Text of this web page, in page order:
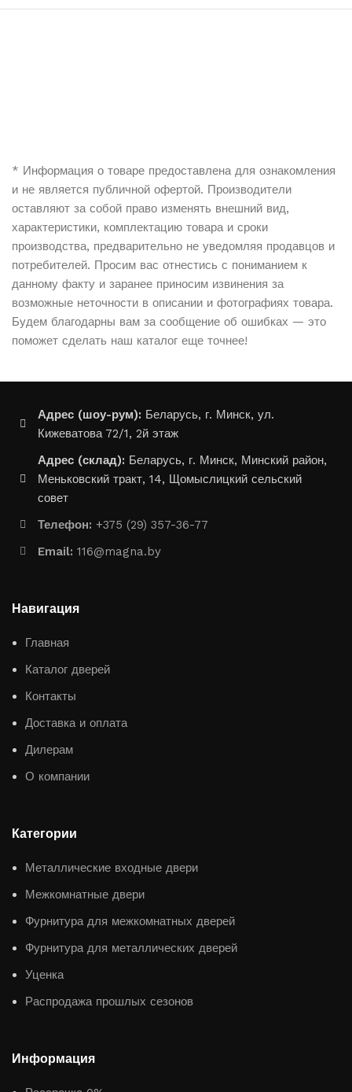
* Информация о товаре предоставлена для ознакомления
и не является публичной офертой. Производители
оставляют за собой право изменять внешний вид,
характеристики, комплектацию товара и сроки
производства, предварительно не уведомляя продавцов и
потребителей. Просим вас отнестись с пониманием к
данному факту и заранее приносим извинения за
возможные неточности в описании и фотографиях товара.
Будем благодарны вам за сообщение об ошибках — это
поможет сделать наш каталог еще точнее!
Адрес (шоу-рум): Беларусь, г. Минск, ул.
Кижеватова 72/1, 2й этаж
Адрес (склад): Беларусь, г. Минск, Минский район,
Меньковский тракт, 14, Щомыслицкий сельский
совет
Телефон: +375 (29) 357-36-77
Email: 116@magna.by
Навигация
Главная
Каталог дверей
Контакты
Доставка и оплата
Дилерам
О компании
Категории
Металлические входные двери
Межкомнатные двери
Фурнитура для межкомнатных дверей
Фурнитура для металлических дверей
Уценка
Распродажа прошлых сезонов
Информация